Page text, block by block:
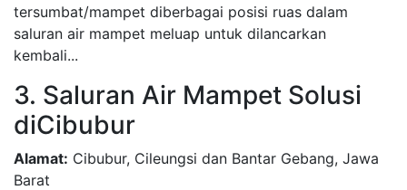
tersumbat/mampet diberbagai posisi ruas dalam
saluran air mampet meluap untuk dilancarkan
kembali...
3. Saluran Air Mampet Solusi
diCibubur
Alamat: Cibubur, Cileungsi dan Bantar Gebang, Jawa
Barat